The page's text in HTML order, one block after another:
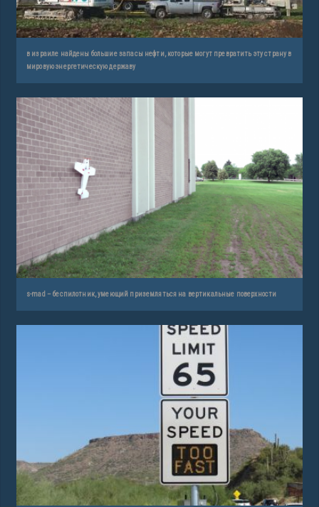
в израиле найдены большие запасы нефти, которые могут превратить эту страну в
мировую энергетическую державу
s-mad – беспилотник, умеющий приземляться на вертикальные поверхности